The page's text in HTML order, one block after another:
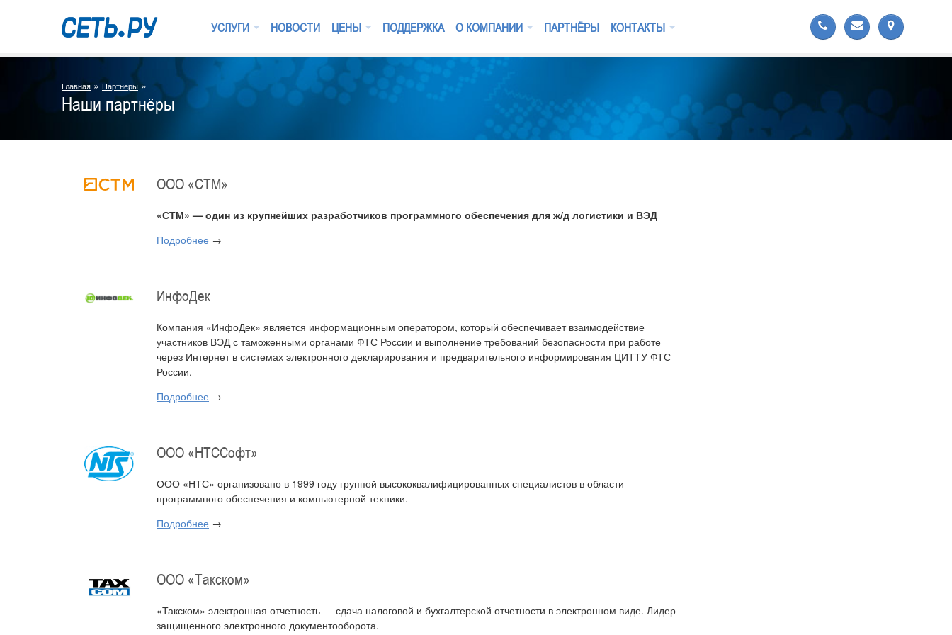
УСЛУГИ НОВОСТИ ЦЕНЫ ПОДДЕРЖКА О КОМПАНИИ ПАРТНЁРЫ КОНТАКТЫ
Главная »Партнёры»
Наши партнёры
ООО «СТМ»
«СТМ» — один из крупнейших разработчиков программного обеспечения для ж/д логистики и ВЭД
Подробнее →
ИнфоДек
Компания «ИнфоДек» является информационным оператором, который обеспечивает взаимодействие
участников ВЭД с таможенными органами ФТС России и выполнение требований безопасности при работе
через Интернет в системах электронного декларирования и предварительного информирования ЦИТТУ ФТС
России.
Подробнее →
ООО «НТССофт»
ООО «НТС» организовано в 1999 году группой высококвалифицированных специалистов в области
программного обеспечения и компьютерной техники.
Подробнее →
ООО «Такском»
«Такском» электронная отчетность — сдача налоговой и бухгалтерской отчетности в электронном виде. Лидер
защищенного электронного документооборота.